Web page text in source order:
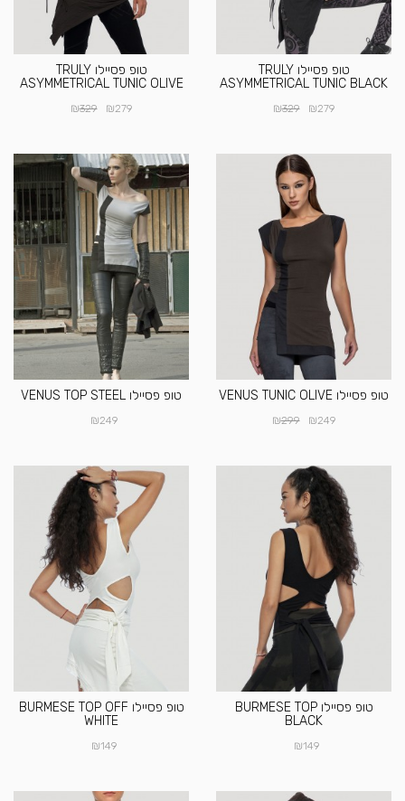
טופ פסיילו TRULY
ASYMMETRICAL TUNIC BLACK
₪279
₪329
טופ פסיילו TRULY
ASYMMETRICAL TUNIC OLIVE
₪279
₪329
טופ פסיילו VENUS TUNIC OLIVE
₪249
₪299
טופ פסיילו VENUS TOP STEEL
₪249
טופ פסיילו BURMESE TOP
BLACK
₪149
טופ פסיילו BURMESE TOP OFF
WHITE
₪149